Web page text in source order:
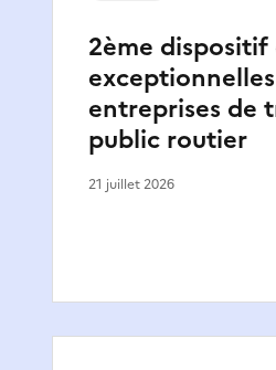
2ème dispositif
entreprises de
public routier
21 juillet 2026